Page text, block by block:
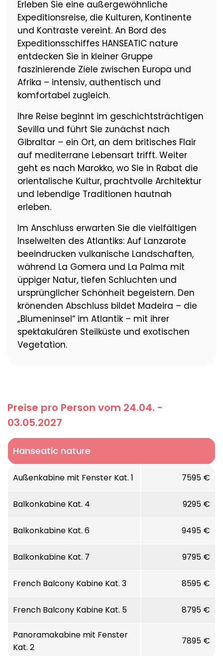
Erleben Sie eine außergewöhnliche
Expeditionsreise, die Kulturen, Kontinente
und Kontraste vereint. An Bord des
Expeditionsschiffes HANSEATIC nature
entdecken Sie in kleiner Gruppe
faszinierende Ziele zwischen Europa und
Afrika – intensiv, authentisch und
komfortabel zugleich.
Ihre Reise beginnt im geschichtsträchtigen
Sevilla und führt Sie zunächst nach
Gibraltar – ein Ort, an dem britisches Flair
auf mediterrane Lebensart trifft. Weiter
geht es nach Marokko, wo Sie in Rabat die
orientalische Kultur, prachtvolle Architektur
und lebendige Traditionen hautnah
erleben.
Im Anschluss erwarten Sie die vielfältigen
Inselwelten des Atlantiks: Auf Lanzarote
beeindrucken vulkanische Landschaften,
während La Gomera und La Palma mit
üppiger Natur, tiefen Schluchten und
ursprünglicher Schönheit begeistern. Den
krönenden Abschluss bildet Madeira – die
„Blumeninsel“ im Atlantik – mit ihrer
spektakulären Steilküste und exotischen
Vegetation.
Preise pro Person vom 24.04. -
03.05.2027
Hanseatic nature
Außenkabine mit Fenster Kat. 1 7595 €
Balkonkabine Kat. 4 9295 €
Balkonkabine Kat. 6 9495 €
Balkonkabine Kat. 7 9795 €
French Balcony Kabine Kat. 3 8595 €
French Balcony Kabine Kat. 5 8795 €
Panoramakabine mit Fenster
Kat. 2
7895 €